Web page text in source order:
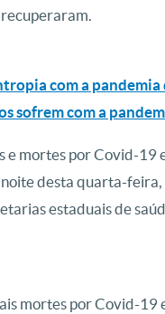
com a
sofrem com a
e mortes por Covid-
desta quarta-
estaduais de
mortes por Covid-19